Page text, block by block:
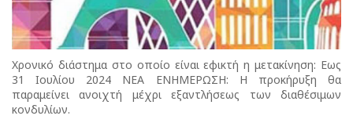
Χρονικό διάστημα στο οποίο είναι εφικτή η μετακίνηση: Eως
31 Ιουλίου 2024 ΝΕΑ ΕΝΗΜΕΡΩΣΗ: H προκήρυξη θα
παραμείνει ανοιχτή μέχρι εξαντλήσεως των διαθέσιμων
κονδυλίων.